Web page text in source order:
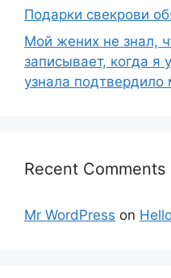
Подарки свекрови
Мой жених не знал,
записывает, когда
узнала подтвердило
Recent Comments
Mr WordPress on